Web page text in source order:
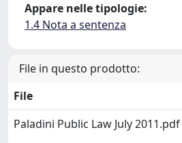
Appare nelle tipologie:
1.4 Nota a sentenza
File in questo prodotto:
File
Paladini Public Law July 2011.pdf